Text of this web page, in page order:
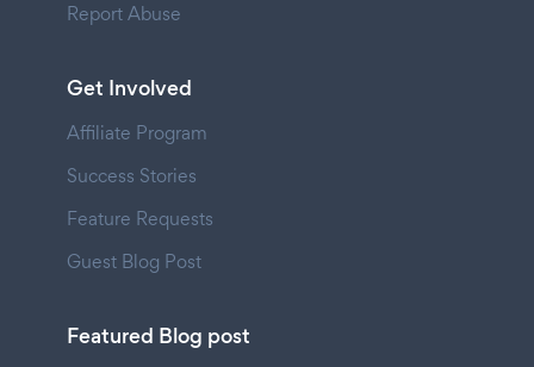
Report Abuse
Get Involved
Affiliate Program
Success Stories
Feature Requests
Guest Blog Post
Featured Blog post